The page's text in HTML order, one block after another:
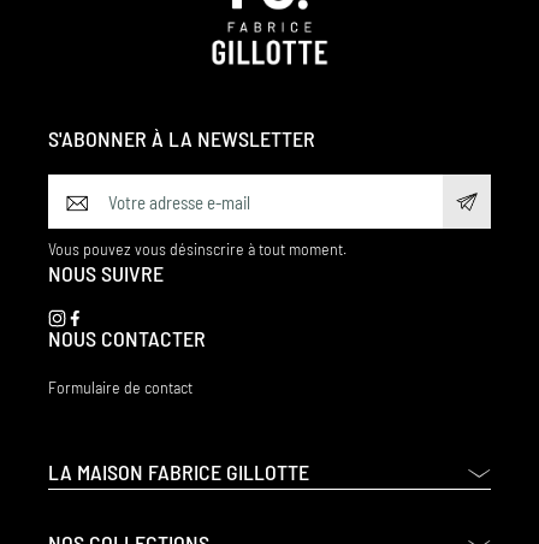
LA MAISON FABRICE GILLOTTE
S'ABONNER À LA NEWSLETTER
Vous pouvez vous désinscrire à tout moment.
NOUS SUIVRE
NOUS CONTACTER
Formulaire de contact